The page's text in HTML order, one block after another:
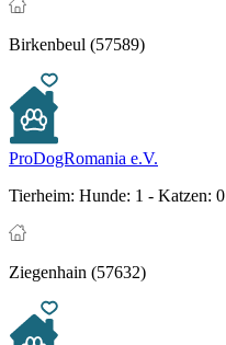
Birkenbeul (57589)
ProDogRomania e.V.
Tierheim: Hunde: 1 - Katzen: 0
Ziegenhain (57632)